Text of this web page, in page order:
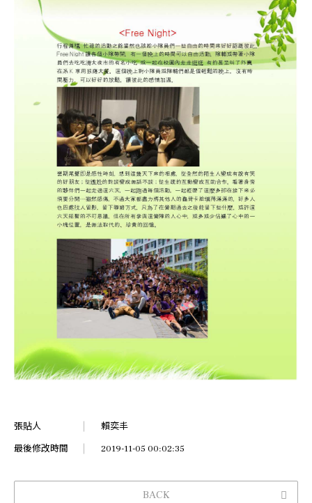
張貼人
賴奕丰
最後修改時間
2019-11-05 00:02:35
BACK